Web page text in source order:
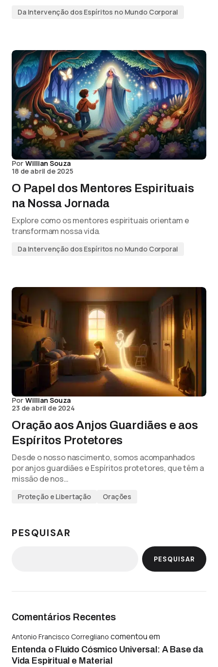
Da Intervenção dos Espíritos no Mundo Corporal
Por Willian Souza
18 de abril de 2025
O Papel dos Mentores Espirituais
na Nossa Jornada
Explore como os mentores espirituais orientam e
transformam nossa vida.
Da Intervenção dos Espíritos no Mundo Corporal
Por Willian Souza
23 de abril de 2024
Oração aos Anjos Guardiães e aos
Espíritos Protetores
Desde o nosso nascimento, somos acompanhados
por anjos guardiães e Espíritos protetores, que têm a
missão de nos…
Proteção e Libertação Orações
PESQUISAR
PESQUISAR
Comentários Recentes
Antonio Francisco Corregliano comentou em
Entenda o Fluido Cósmico Universal: A Base da
Vida Espiritual e Material